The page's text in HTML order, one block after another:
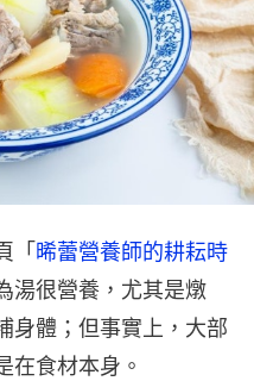
「 晞蕾營養師的耕耘時
湯很營養，尤其是燉
身體；但事實上，大部
在食材本身。